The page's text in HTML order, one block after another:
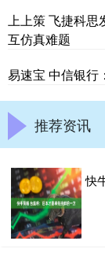
上上策 飞捷科思
互仿真难题
易速宝 中信银行
推荐资讯
快